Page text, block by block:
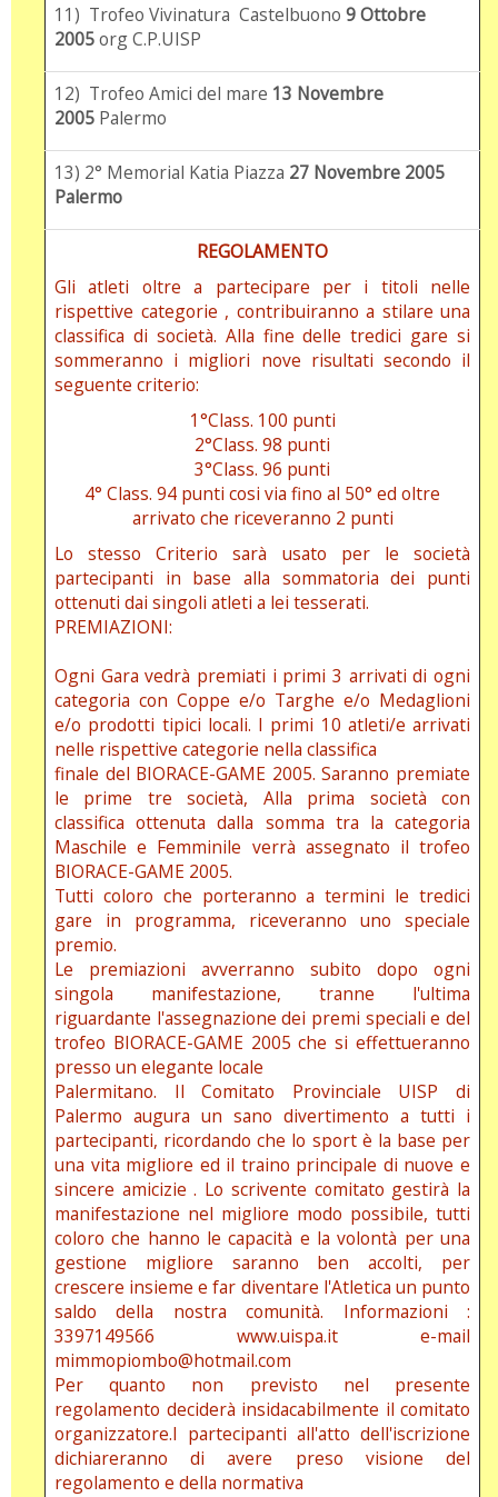
11) Trofeo Vivinatura Castelbuono 9 Ottobre
2005org C.P.UISP
12) Trofeo Amici del mare 13 Novembre
2005 Palermo
13) 2° Memorial Katia Piazza 27 Novembre 2005
Palermo
REGOLAMENTO
Gli atleti oltre a partecipare per i titoli nelle
rispettive categorie , contribuiranno a stilare una
classifica di società. Alla fine delle tredici gare si
sommeranno i migliori nove risultati secondo il
seguente criterio:
1°Class. 100 punti
2°Class. 98 punti
3°Class. 96 punti
4° Class. 94 punti cosi via fino al 50° ed oltre
arrivato che riceveranno 2 punti
Lo stesso Criterio sarà usato per le società
partecipanti in base alla sommatoria dei punti
ottenuti dai singoli atleti a lei tesserati.
PREMIAZIONI:
Ogni Gara vedrà premiati i primi 3 arrivati di ogni
categoria con Coppe e/o Targhe e/o Medaglioni
e/o prodotti tipici locali. I primi 10 atleti/e arrivati
nelle rispettive categorie nella classifica
finale del BIORACE-GAME 2005. Saranno premiate
le prime tre società, Alla prima società con
classifica ottenuta dalla somma tra la categoria
Maschile e Femminile verrà assegnato il trofeo
BIORACE-GAME 2005.
Tutti coloro che porteranno a termini le tredici
gare in programma, riceveranno uno speciale
premio.
Le premiazioni avverranno subito dopo ogni
singola manifestazione, tranne l'ultima
riguardante l'assegnazione dei premi speciali e del
trofeo BIORACE-GAME 2005 che si effettueranno
presso un elegante locale
Palermitano. Il Comitato Provinciale UISP di
Palermo augura un sano divertimento a tutti i
partecipanti, ricordando che lo sport è la base per
una vita migliore ed il traino principale di nuove e
sincere amicizie . Lo scrivente comitato gestirà la
manifestazione nel migliore modo possibile, tutti
coloro che hanno le capacità e la volontà per una
gestione migliore saranno ben accolti, per
crescere insieme e far diventare l'Atletica un punto
saldo della nostra comunità. Informazioni :
3397149566 www.uispa.it e-mail
mimmopiombo@hotmail.com
Per quanto non previsto nel presente
regolamento deciderà insidacabilmente il comitato
organizzatore.I partecipanti all'atto dell'iscrizione
dichiareranno di avere preso visione del
regolamento e della normativa